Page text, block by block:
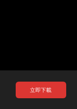
立即下載